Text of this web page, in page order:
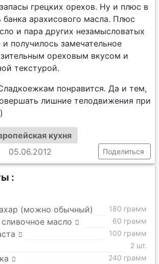
грецких орехов. Ну и плюс в
арахисового масла. Плюс
и пара других незамысловатых
получилось замечательное
ореховым вкусом и
текстурой.
понравится. Да и тем,
лишние телодвижения при
кухня
05.06.2012 Поделиться
:
(можно обычный) 180 грамм
масло 60 грамм
100 грамм
2 шт.
240 грамм